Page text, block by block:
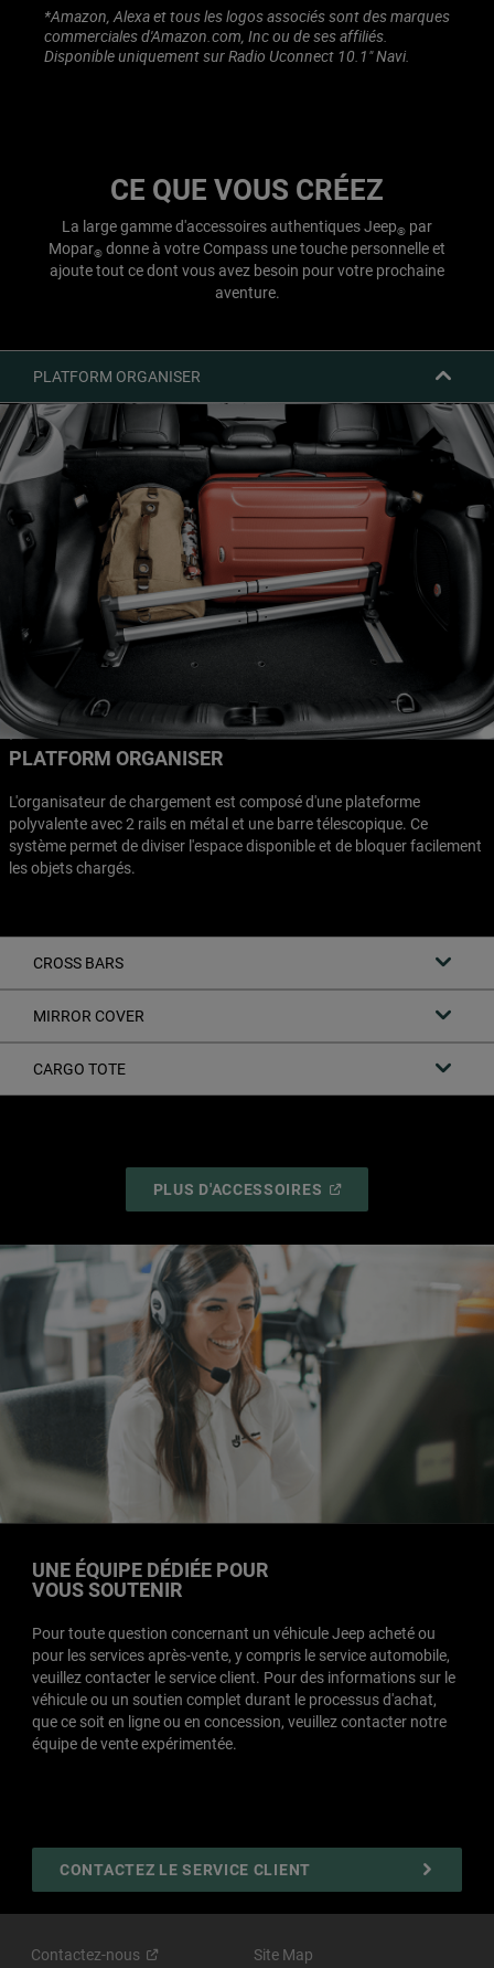
*Amazon, Alexa et tous les logos associés sont des marques
commerciales d'Amazon.com, Inc ou de ses affiliés.
Disponible uniquement sur Radio Uconnect 10.1" Navi.
CE QUE VOUS CRÉEZ
La large gamme d'accessoires authentiques Jeep® par
Mopar® donne à votre Compass une touche personnelle et
ajoute tout ce dont vous avez besoin pour votre prochaine
aventure.
PLATFORM ORGANISER
PLATFORM ORGANISER
L'organisateur de chargement est composé d'une plateforme
polyvalente avec 2 rails en métal et une barre télescopique. Ce
système permet de diviser l'espace disponible et de bloquer facilement
les objets chargés.
CROSS BARS
MIRROR COVER
CARGO TOTE
PLUS D'ACCESSOIRES OPEN
WINDOW)
UNE ÉQUIPE DÉDIÉE POUR
VOUS SOUTENIR
Pour toute question concernant un véhicule Jeep acheté ou
pour les services après-vente, y compris le service automobile,
veuillez contacter le service client. Pour des informations sur le
véhicule ou un soutien complet durant le processus d'achat,
que ce soit en ligne ou en concession, veuillez contacter notre
équipe de vente expérimentée.
CONTACTEZ LE SERVICE CLIENT
Contactez-nous Site Map